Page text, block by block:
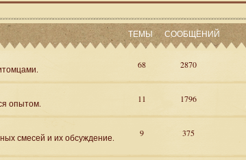
ТЕМЫ СООБЩЕНИЙ
68 2870
опытом.
11 1796
смесей и их обсуждение.
9 375